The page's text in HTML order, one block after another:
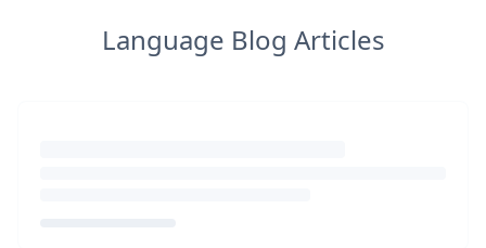
Language Blog Articles